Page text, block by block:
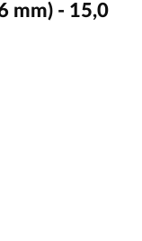
mm) - 15,0